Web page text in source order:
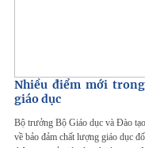
Nhiều điểm mới
giáo dục
Bộ trưởng Bộ Giáo dục và Đào
về bảo đảm chất lượng giáo dục